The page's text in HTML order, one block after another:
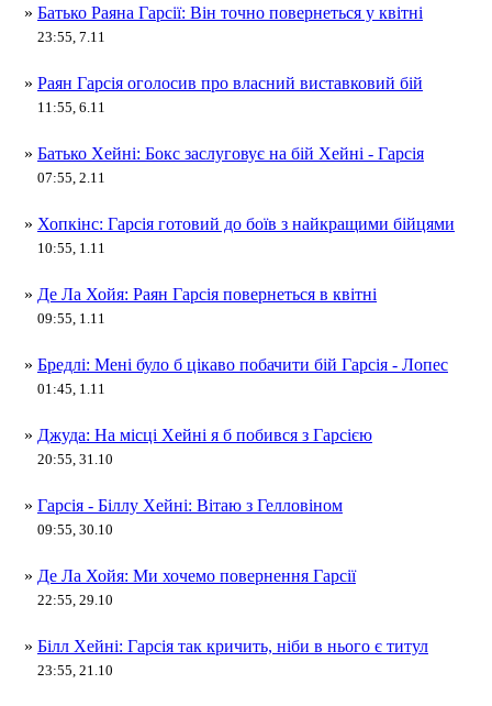
» Батько Раяна Гарсії: Він точно повернеться у квітні
23:55, 7.11
» Раян Гарсія оголосив про власний виставковий бій
11:55, 6.11
» Батько Хейні: Бокс заслуговує на бій Хейні - Гарсія
07:55, 2.11
» Хопкінс: Гарсія готовий до боїв з найкращими бійцями
10:55, 1.11
» Де Ла Хойя: Раян Гарсія повернеться в квітні
09:55, 1.11
» Бредлі: Мені було б цікаво побачити бій Гарсія - Лопес
01:45, 1.11
» Джуда: На місці Хейні я б побився з Гарсією
20:55, 31.10
» Гарсія - Біллу Хейні: Вітаю з Гелловіном
09:55, 30.10
» Де Ла Хойя: Ми хочемо повернення Гарсії
22:55, 29.10
» Білл Хейні: Гарсія так кричить, ніби в нього є титул
23:55, 21.10